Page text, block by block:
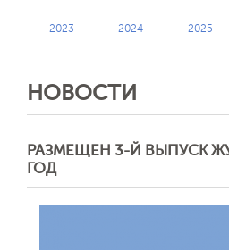
2023 2024 2025
НОВОСТИ
РАЗМЕЩЕН 3-Й ВЫПУСК
ГОД